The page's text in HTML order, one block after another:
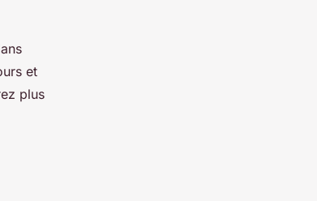
et
plus